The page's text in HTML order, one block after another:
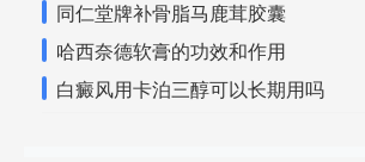
同仁堂牌补骨脂马鹿茸胶囊
哈西奈德软膏的功效和作用
白癜风用卡泊三醇可以长期用吗